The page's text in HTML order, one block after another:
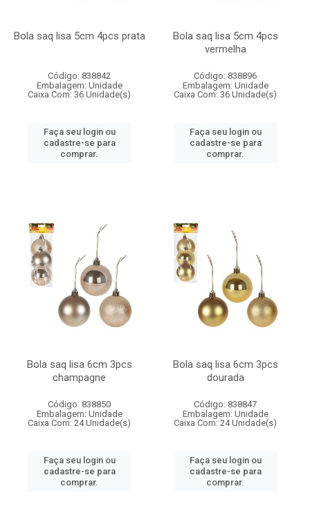
Bola saq lisa 5cm 4pcs prata
Código: 838842
Embalagem: Unidade
Caixa Com: 36 Unidade(s)
Faça seu login ou
cadastre-se para
comprar.
Bola saq lisa 5cm 4pcs
vermelha
Código: 838896
Embalagem: Unidade
Caixa Com: 36 Unidade(s)
Faça seu login ou
cadastre-se para
comprar.
Bola saq lisa 6cm 3pcs
champagne
Código: 838850
Embalagem: Unidade
Caixa Com: 24 Unidade(s)
Faça seu login ou
cadastre-se para
comprar.
Bola saq lisa 6cm 3pcs
dourada
Código: 838847
Embalagem: Unidade
Caixa Com: 24 Unidade(s)
Faça seu login ou
cadastre-se para
comprar.